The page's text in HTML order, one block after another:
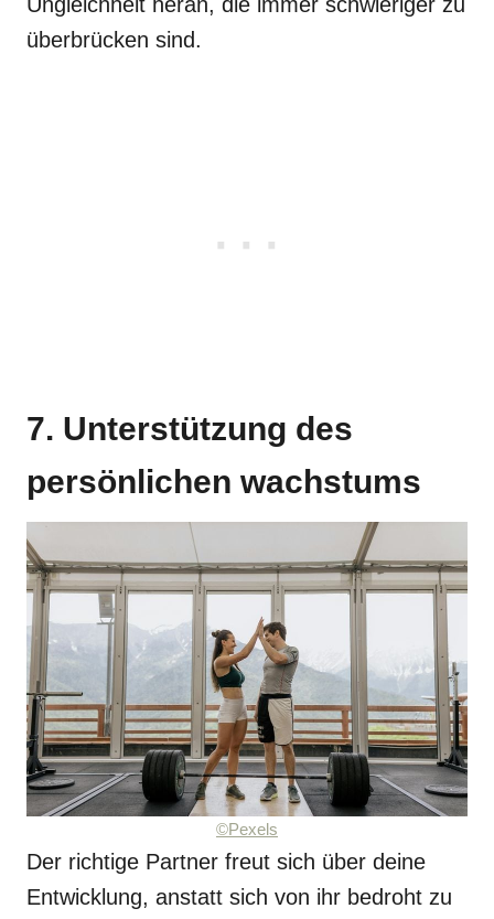
überbrücken sind.
7. Unterstützung des
persönlichen wachstums
©Pexels
Der richtige Partner freut sich über deine
Entwicklung, anstatt sich von ihr bedroht zu